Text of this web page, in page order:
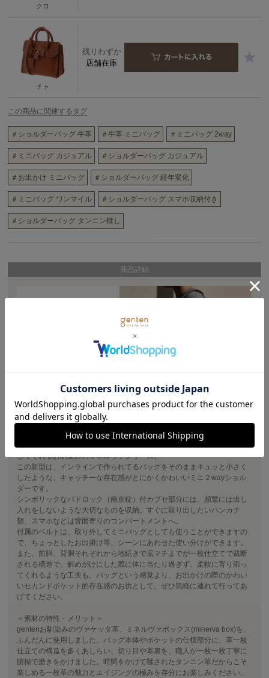
クロ
チャ
残りわずか
店舗在庫
この商品に関連するタグ
＃ショルダーバッグ 牛革 ＃牛革 ミニバッグ ＃ミニバッグ 2way
＃ミニバッグ カジュアル ＃ショルダーバッグ カジュアル
＃お出かけ ミニバッグ ＃ショルダーバッグ 経年変化
＃ミニバッグ ワンマイル ＃ショルダーバッグ スマホ収納付き
＃ショルダーバッグ タンニン鞣し
商品詳細
ヴァケッタレザーの魅力を存分に味わえながら、なおかつ絶妙なデザイ
してくれるお馴染みのミネルヴァシリーズ。
この新型は、インラインで作られてるバッグをそのままキュッと小さく
したような、キャッチーな存在感がとにかくかわいいミニ２wayショル
ダーです。
シンボリックなパドロック（南京錠）付カブセ部分には、頻繁には出し
入れをしないような大切なものを収納。すぐに取り出したいハンカチ
類、スマホなどは背面寄りのコンパートメントへ。
付属のベルトは、取り外してミニバッグとしても使うことができますの
で、ちょっとしたお出掛け等、シーンにあわせた使い分けができます。
また、前胴、背胴それぞれから地続きで底マチまでが一枚仕立てで裁断
される構造で、斜めがけにした際に体に当たり過ぎず、柔軟に寄り添っ
てくれるような工夫も。バッグという感覚より、お出かけの際のかわい
いセカンドポケット的存在感のお供として、ぜひ気軽に連れて行ってあ
げてください。
＜素材の特性・メリット＞
gentenお馴染みのヴァケッタ革、ミネルヴァボックス(minerva box)を、
ふんだんに使用しました。バッグ本体やポケットの仕様部分に、革一枚
仕立ての構造を多くあしらい、切り目や革裏を、職人が一枚一枚丁寧に
腑糊で磨きをかけました。時間をかけて鞣されたタンニン革だからこそ
楽しめる一枚革の魅力とエイジングの極みを存分にお楽しみください。